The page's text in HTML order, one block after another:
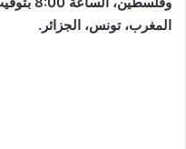
المغرب، تونس، الجزائر.